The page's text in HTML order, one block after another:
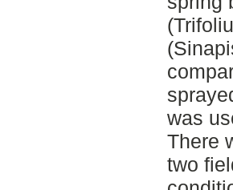
was
There
two